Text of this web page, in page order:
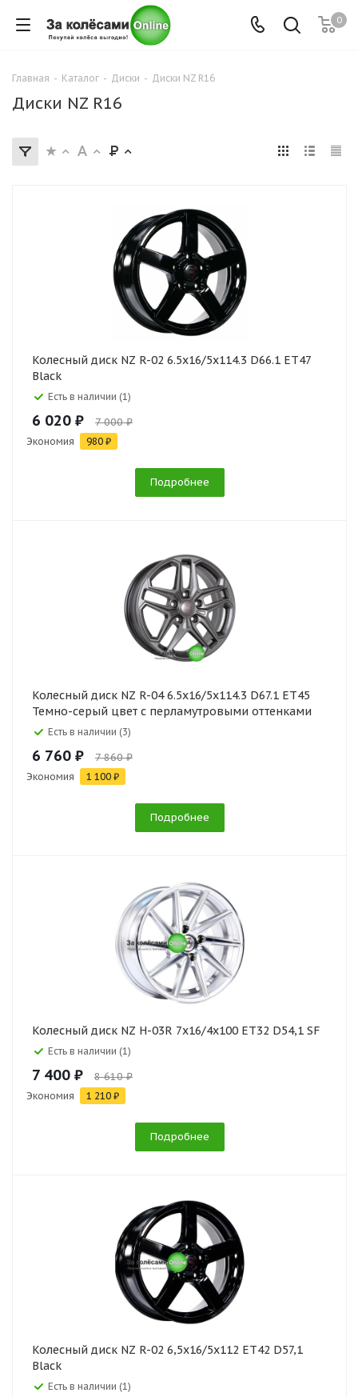
0
Главная - Каталог - Диски - Диски NZ R16
Диски NZ R16
Колесный диск NZ R-02 6.5x16/5x114.3 D66.1 ET47
Black
Есть в наличии (1)
6 020 ₽ 7 000 ₽
Экономия 980 ₽
Подробнее
Колесный диск NZ R-04 6.5x16/5x114.3 D67.1 ET45
Темно-серый цвет с перламутровыми оттенками
Есть в наличии (3)
6 760 ₽ 7 860 ₽
Экономия 1 100 ₽
Подробнее
Колесный диск NZ H-03R 7x16/4x100 ET32 D54,1 SF
Есть в наличии (1)
7 400 ₽ 8 610 ₽
Экономия 1 210 ₽
Подробнее
Колесный диск NZ R-02 6,5x16/5x112 ET42 D57,1
Black
Есть в наличии (1)